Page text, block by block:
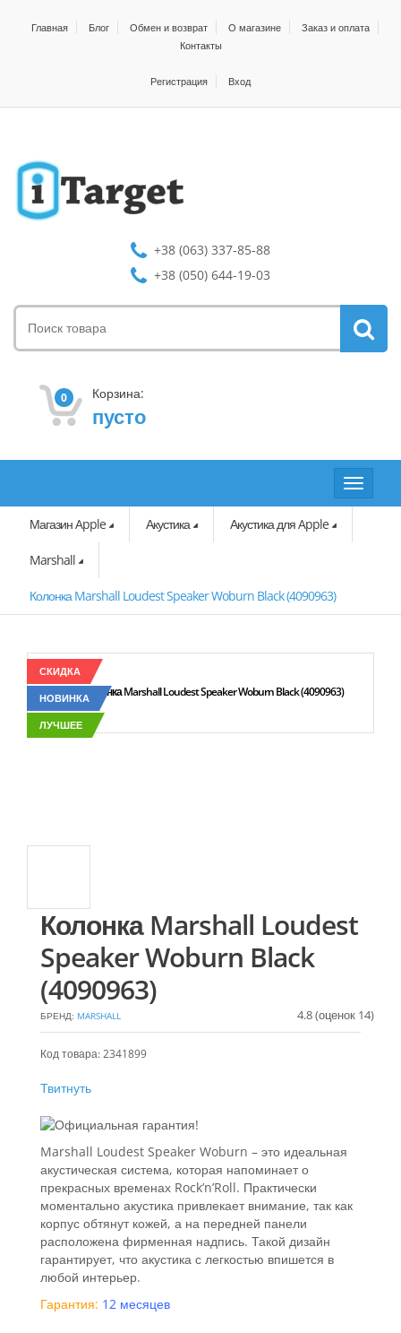
Главная Блог Обмен и возврат О магазине
Заказ и оплата
Контакты
Регистрация Вход
+38 (063) 337-85-88
+38 (050) 644-19-03
0 Корзина:
пусто
Toggle
Магазин Apple
Акустика Акустика для Apple
Marshall
Колонка Marshall Loudest Speaker Woburn Black (4090963)
СКИДКА
НОВИНКА
ЛУЧШЕЕ
Фото Колонка Marshall Loudest Speaker Woburn Black (4090963)
Колонка Marshall Loudest
Speaker Woburn Black
(4090963)
4.8(оценок 14)
БРЕНД: MARSHALL
Код товара: 2341899
Твитнуть
Marshall Loudest Speaker Woburn – это идеальная
акустическая система, которая напоминает о
прекрасных временах Rock’n’Roll. Практически
моментально акустика привлекает внимание, так как
корпус обтянут кожей, а на передней панели
расположена фирменная надпись. Такой дизайн
гарантирует, что акустика с легкостью впишется в
любой интерьер.
Гарантия: 12 месяцев